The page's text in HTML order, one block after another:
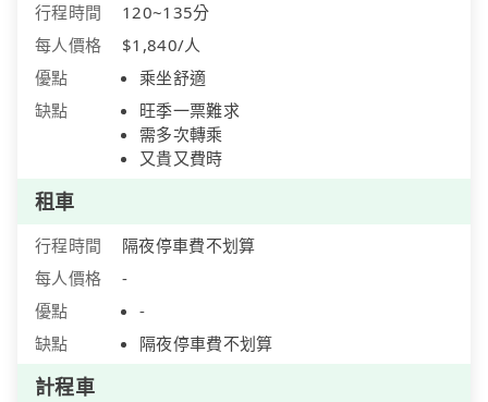
行程時間
120~135分
每人價格
$1,840/人
優點
乘坐舒適
缺點
旺季一票難求
需多次轉乘
又貴又費時
租車
行程時間
隔夜停車費不划算
每人價格
-
優點
-
缺點
隔夜停車費不划算
計程車